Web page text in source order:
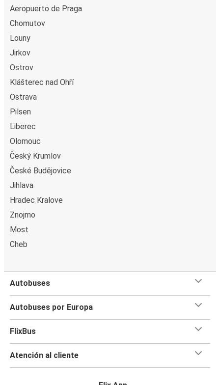
Aeropuerto de Praga
Chomutov
Louny
Jirkov
Ostrov
Klášterec nad Ohří
Ostrava
Pilsen
Liberec
Olomouc
Český Krumlov
České Budějovice
Jihlava
Hradec Kralove
Znojmo
Most
Cheb
Autobuses
Autobuses por Europa
FlixBus
Atención al cliente